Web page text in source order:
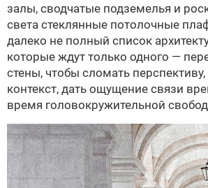
залы, сводчатые подземелья и
света стеклянные потолочные
далеко не полный список
которые ждут только одного —
стены, чтобы сломать
контекст, дать ощущение связи
время головокружительной